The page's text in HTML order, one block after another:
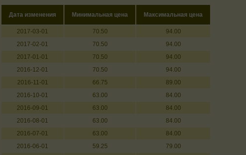
Дата изменения Минимальная цена Максимальная цена
2017-03-01 70.50
94.00
2017-02-01
70.50
94.00
2017-01-01
70.50
94.00
2016-12-01
70.50
94.00
2016-11-01
66.75
89.00
2016-10-01
63.00
84.00
2016-09-01
63.00
84.00
2016-08-01
63.00
84.00
2016-07-01
63.00
84.00
2016-06-01
59.25
79.00